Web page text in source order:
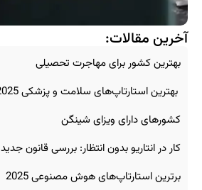
آخرین مقالات:
بهترین کشور برای مهاجرت تحصیلی
بهترین استارتاپ‌های سلامت و پزشکی 2025
کشورهای دارای ویزای شینگن
کار در انتاریو بدون انتظار: بررسی قانون جدید As of Right
برترین استارتاپ‌های هوش مصنوعی 2025